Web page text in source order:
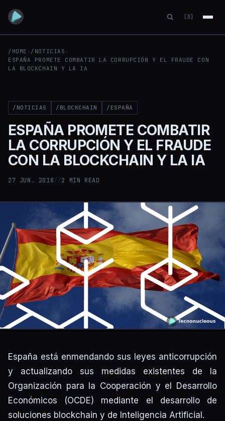
[D]
/HOME › /NOTICIAS ›
ESPAÑA PROMETE COMBATIR LA CORRUPCIÓN Y EL FRAUDE CON
LA BLOCKCHAIN Y LA IA
/NOTICIAS /BLOCKCHAIN /ESPAÑA
ESPAÑA PROMETE COMBATIR
LA CORRUPCIÓN Y EL FRAUDE
CON LA BLOCKCHAIN Y LA IA
27 JUN. 2018//2 MIN READ
España está enmendando sus leyes anticorrupción
y actualizando sus medidas existentes de la
Organización para la Cooperación y el Desarrollo
Económicos (OCDE) mediante el desarrollo de
soluciones blockchain y de Inteligencia Artificial.